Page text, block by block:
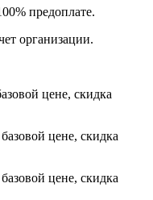
предоплате.
организации.
цене, скидка
цене, скидка
цене, скидка